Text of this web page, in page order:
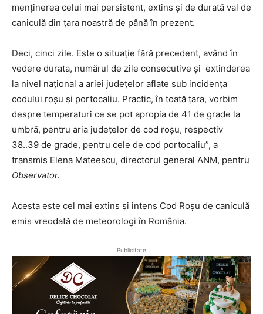
menținerea celui mai persistent, extins și de durată val de
caniculă din țara noastră de până în prezent.
Deci, cinci zile. Este o situație fără precedent, având în
vedere durata, numărul de zile consecutive și extinderea
la nivel național a ariei județelor aflate sub incidența
codului roșu și portocaliu. Practic, în toată țara, vorbim
despre temperaturi ce se pot apropia de 41 de grade la
umbră, pentru aria județelor de cod roșu, respectiv
38..39 de grade, pentru cele de cod portocaliu”, a
transmis Elena Mateescu, directorul general ANM, pentru
Observator.
Acesta este cel mai extins și intens Cod Roșu de caniculă
emis vreodată de meteorologi în România.
Publicitate